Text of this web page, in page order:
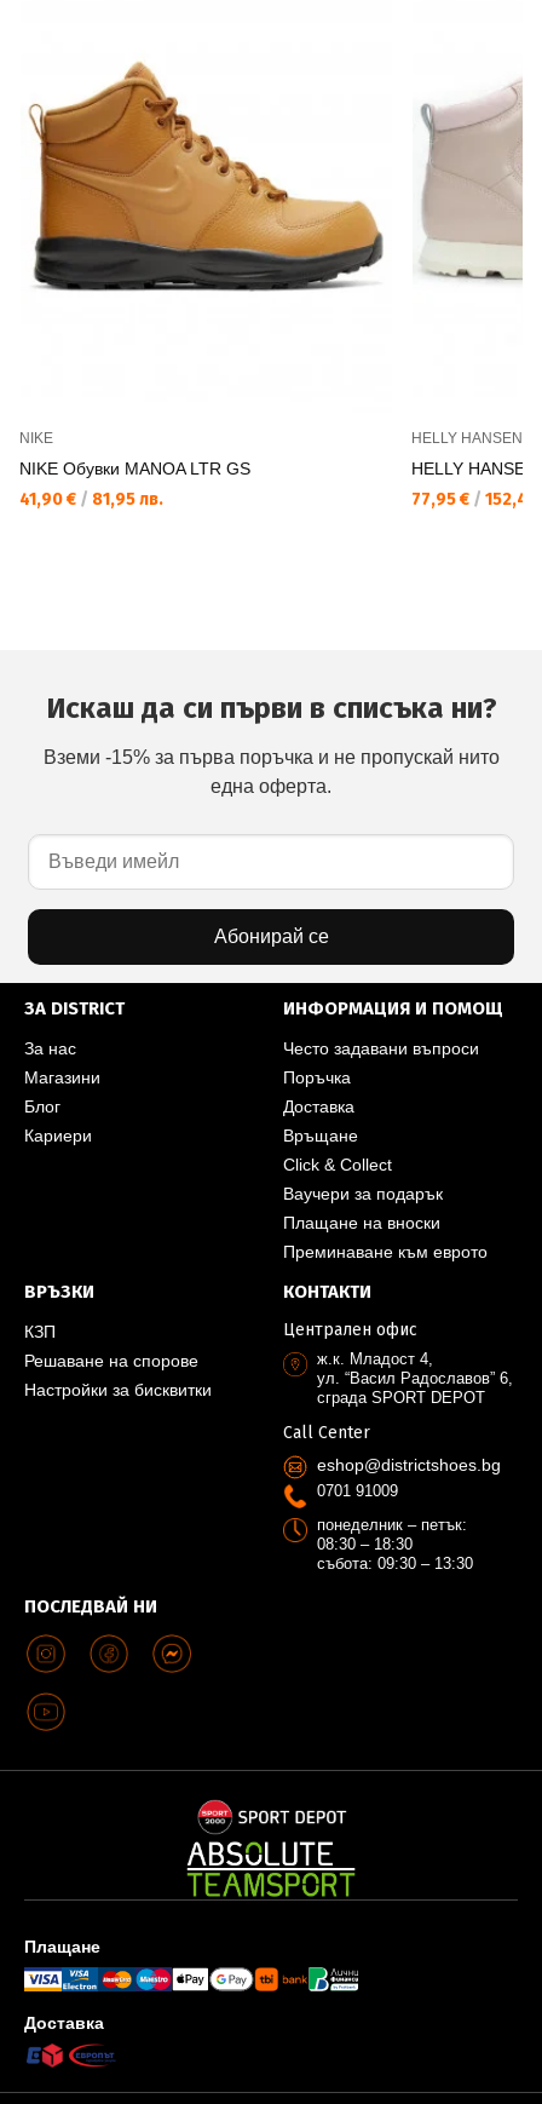
NIKE
NIKE Обувки MANOA LTR GS
41,90 € / 81,95 лв.
HELLY HANSEN
HELLY
77,95 € / 152,46
Искаш да си първи в списъка ни?
Вземи -15% за първа поръчка и не пропускай нито
една оферта.
Абонирай се
ЗА DISTRICT
За нас
Магазини
Блог
Кариери
ИНФОРМАЦИЯ И ПОМОЩ
Често задавани въпроси
Поръчка
Доставка
Връщане
Click & Collect
Ваучери за подарък
Плащане на вноски
Преминаване към еврото
ВРЪЗКИ
КЗП
Решаване на спорове
Настройки за бисквитки
ПОСЛЕДВАЙ НИ
КОНТАКТИ
Централен офис
ж.к. Младост 4,
ул. “Васил Радославов” 6,
сграда SPORT DEPOT
Call Center
eshop@districtshoes.bg
0701 91009
понеделник – петък:
08:30 – 18:30
събота: 09:30 – 13:30
Плащане
Доставка